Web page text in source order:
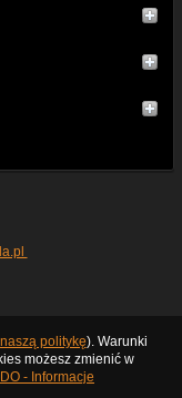
naszą politykę). Warunki
możesz zmienić w
- Informacje